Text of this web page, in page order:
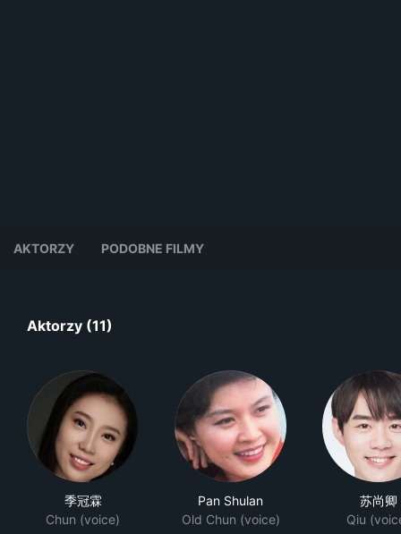
AKTORZY PODOBNE FILMY
Aktorzy (11)
季冠霖
Chun (voice)
Pan Shulan
Old Chun (voice)
苏尚卿
Qiu